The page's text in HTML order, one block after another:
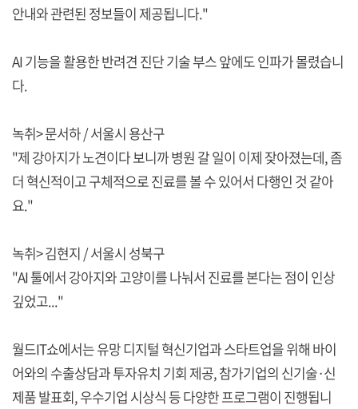
안내와 관련된 정보들이 제공됩니다."
AI 기능을 활용한 반려견 진단 기술 부스 앞에도 인파가 몰렸습니
다.
녹취> 문서하 / 서울시 용산구
"제 강아지가 노견이다 보니까 병원 갈 일이 이제 잦아졌는데, 좀
더 혁신적이고 구체적으로 진료를 볼 수 있어서 다행인 것 같아
요."
녹취> 김현지 / 서울시 성북구
"AI 툴에서 강아지와 고양이를 나눠서 진료를 본다는 점이 인상
깊었고..."
월드IT쇼에서는 유망 디지털 혁신기업과 스타트업을 위해 바이
어와의 수출상담과 투자유치 기회 제공, 참가기업의 신기술·신
제품 발표회, 우수기업 시상식 등 다양한 프로그램이 진행됩니